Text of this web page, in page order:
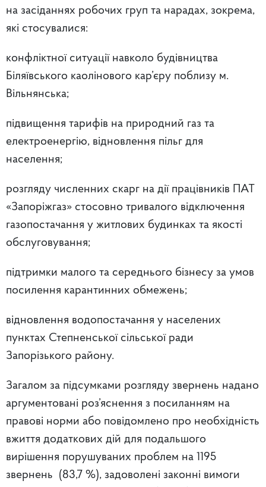
на засіданнях робочих груп та нарадах, зокрема,
які стосувалися:
конфліктної ситуації навколо будівництва
Біляївського каолінового кар’єру поблизу м.
Вільнянська;
підвищення тарифів на природний газ та
електроенергію, відновлення пільг для
населення;
розгляду численних скарг на дії працівників ПАТ
«Запоріжгаз» стосовно тривалого відключення
газопостачання у житлових будинках та якості
обслуговування;
підтримки малого та середнього бізнесу за умов
посилення карантинних обмежень;
відновлення водопостачання у населених
пунктах Степненської сільської ради
Запорізького району.
Загалом за підсумками розгляду звернень надано
аргументовані роз’яснення з посиланням на
правові норми або повідомлено про необхідність
вжиття додаткових дій для подальшого
вирішення порушуваних проблем на 1195
звернень (83,7 %), задоволені законні вимоги